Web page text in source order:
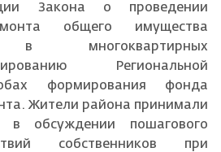
Закона о проведении
общего имущества
в многоквартирных
Региональной
формирования фонда
Жители района принимали
в обсуждении пошагового
собственников при